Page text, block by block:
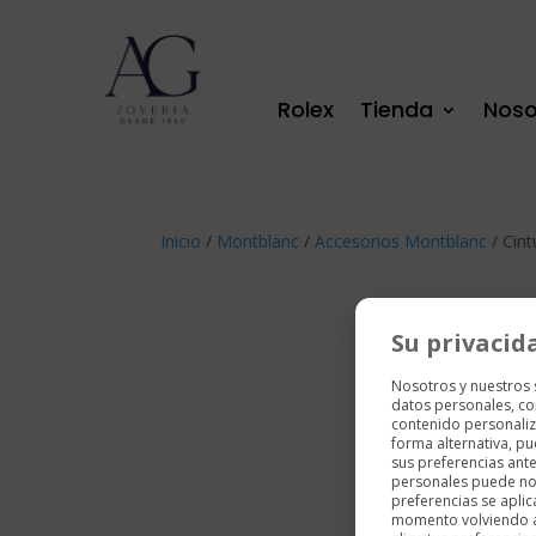
Rolex Tienda
Inicio / Montblanc /Accesorios Montblanc /
Su
Nosotros y nuestros
datos personales,
contenido
forma alternativa,
sus preferencias
personales puede
preferencias se
momento volviendo